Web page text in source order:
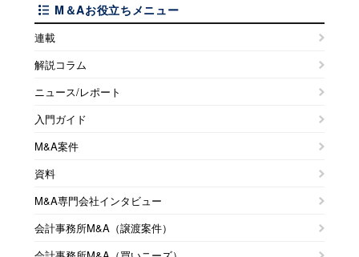
M＆Aお役立ちメニュー
連載
解説コラム
ニュース/レポート
入門ガイド
M&A案件
資料
M&A専門会社インタビュー
会計事務所M&A（譲渡案件）